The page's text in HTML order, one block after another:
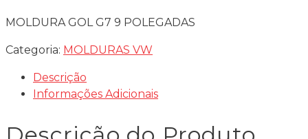
MOLDURA GOL G7 9 POLEGADAS
Categoria: MOLDURAS VW
Descrição
Informações Adicionais